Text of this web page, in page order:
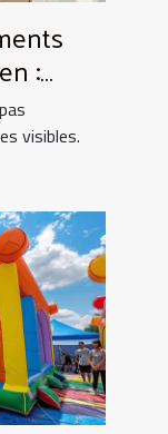
:
visibles.